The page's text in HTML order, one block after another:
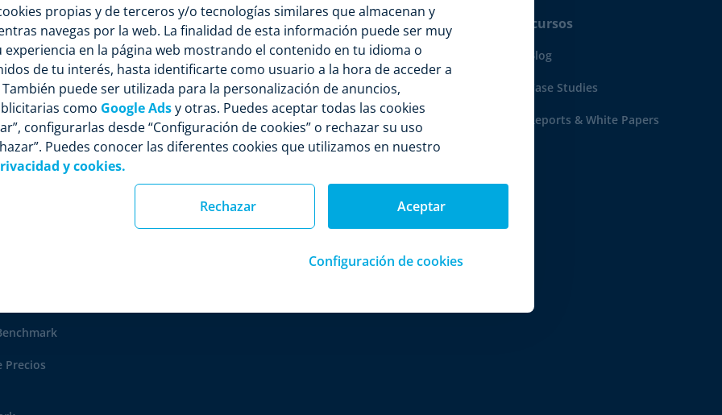
propias y de terceros y/o tecnologías similares que almacenan y
navegas por la web. La finalidad de esta información puede ser muy
en la página web mostrando el contenido en tu idioma o
de tu interés, hasta identificarte como usuario a la hora de acceder a
puede ser utilizada para la personalización de anuncios,
como Google Adsy otras. Puedes aceptar todas las cookies
configurarlas desde “Configuración de cookies” o rechazar su uso
Puedes conocer las diferentes cookies que utilizamos en nuestro
y cookies.
Rechazar Aceptar
Configuración de cookies
de la
& MAP
Precios
Servicios
Support & SLA
Customer Success
Integrations & BI
Compañía
Sobre nosotros
Partners
Recursos
Blog
Case Studies
Reports & White Papers